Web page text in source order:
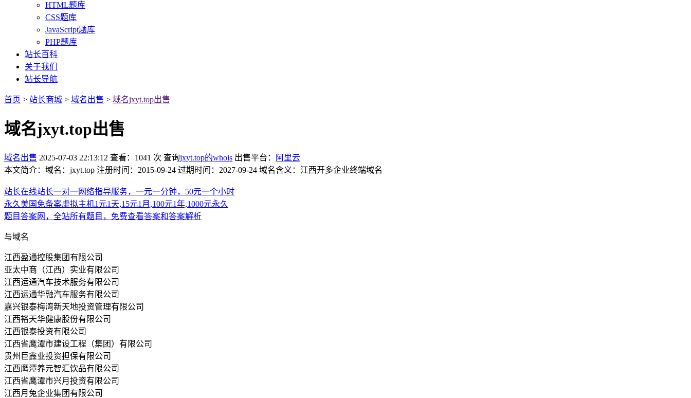
HTML题库
CSS题库
JavaScript题库
PHP题库
站长百科
关于我们
站长导航
首页 > 站长商城 > 域名出售 > 域名jxyt.top出售
域名jxyt.top出售
域名出售 2025-07-03 22:13:12 查看：1041 次 查询jxyt.top的whois 出售平台：
阿里云
本文简介：域名：jxyt.top 注册时间：2015-09-24 过期时间：2027-09-24 域名含义：江西开多企业终端域名
站长在线站长一对一网络指导服务，一元一分钟，50元一个小时
永久美国免备案虚拟主机1元1天,15元1月,100元1年,1000元永久
题目答案网，全站所有题目，免费查看答案和答案解析
与域名
江西盈通控股集团有限公司
亚太中商（江西）实业有限公司
江西运通汽车技术服务有限公司
江西运通华融汽车服务有限公司
嘉兴银泰梅湾新天地投资管理有限公司
江西裕天华健康股份有限公司
江西银泰投资有限公司
江西省鹰潭市建设工程（集团）有限公司
贵州巨鑫业投资担保有限公司
江西鹰潭养元智汇饮品有限公司
江西省鹰潭市兴月投资有限公司
江西月兔企业集团有限公司